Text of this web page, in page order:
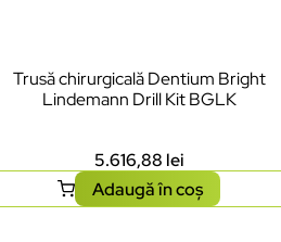
Trusă chirurgicală Dentium Bright
Lindemann Drill Kit BGLK
5.616,88 lei
Adaugă în coș